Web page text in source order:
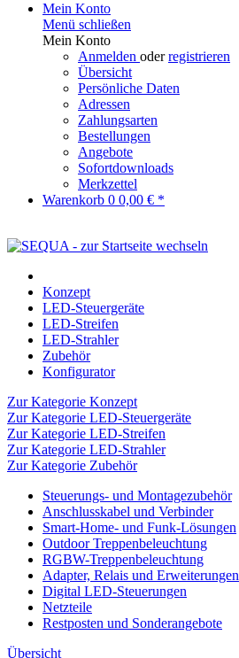
Mein Konto
Menü schließen
Mein Konto
Anmelden oderregistrieren
Übersicht
Persönliche Daten
Adressen
Zahlungsarten
Bestellungen
Angebote
Sofortdownloads
Merkzettel
Warenkorb 0 0,00 € *
Konzept
LED-Steuergeräte
LED-Streifen
LED-Strahler
Zubehör
Konfigurator
Zur Kategorie Konzept
Zur Kategorie LED-Steuergeräte
Zur Kategorie LED-Streifen
Zur Kategorie LED-Strahler
Zur Kategorie Zubehör
Steuerungs- und Montagezubehör
Anschlusskabel und Verbinder
Smart-Home- und Funk-Lösungen
Outdoor Treppenbeleuchtung
RGBW-Treppenbeleuchtung
Adapter, Relais und Erweiterungen
Digital LED-Steuerungen
Netzteile
Restposten und Sonderangebote
Übersicht